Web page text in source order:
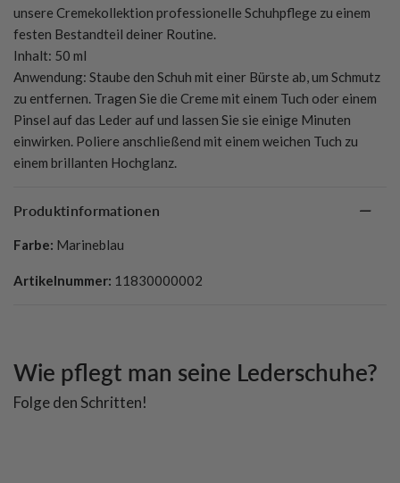
unsere Cremekollektion professionelle Schuhpflege zu einem
festen Bestandteil deiner Routine.
Inhalt: 50 ml
Anwendung: Staube den Schuh mit einer Bürste ab, um Schmutz
zu entfernen. Tragen Sie die Creme mit einem Tuch oder einem
Pinsel auf das Leder auf und lassen Sie sie einige Minuten
einwirken. Poliere anschließend mit einem weichen Tuch zu
einem brillanten Hochglanz.
Produktinformationen
Farbe: Marineblau
Artikelnummer: 11830000002
Wie pflegt man seine Lederschuhe?
Folge den Schritten!